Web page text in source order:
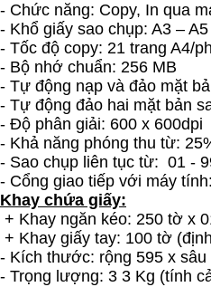
- Chức năng: Copy, In qua
- Khổ giấy sao chụp: A3 – A5
- Tốc độ copy: 21 trang A4/
- Bộ nhớ chuẩn: 256 MB
- Tự động nạp và đảo mặt
- Tự động đảo hai mặt bản
- Độ phân giải: 600 x 600dpi
- Khả năng phóng thu từ:
- Sao chụp liên tục từ: 01 -
- Cổng giao tiếp với máy
Khay chứa giấy:
+ Khay ngăn kéo: 250 tờ x
+ Khay giấy tay: 100 tờ
- Kích thước: rộng 595 x
- Trọng lượng: 3 3 Kg (tính